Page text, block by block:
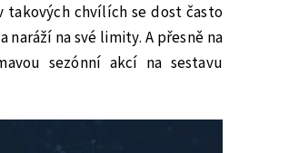
takových chvílích se dost často
na své limity. A přesně na
sezónní akcí na sestavu